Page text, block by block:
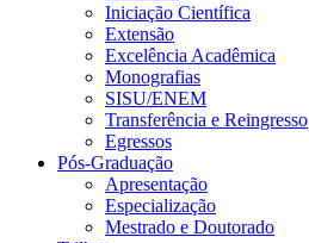
Iniciação Científica
Extensão
Excelência Acadêmica
Monografias
SISU/ENEM
Transferência e Reingresso
Egressos
Pós-Graduação
Apresentação
Especialização
Mestrado e Doutorado